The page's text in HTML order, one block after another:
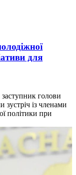
для
голови
із членами
політики при